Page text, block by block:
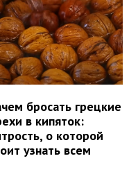
бросать грецкие
в кипяток:
о которой
узнать всем